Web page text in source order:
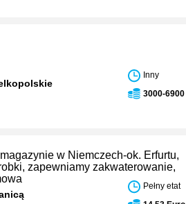
Inny
3000-6900
w Niemczech-ok. Erfurtu,
zapewniamy zakwaterowanie,
Pełny etat